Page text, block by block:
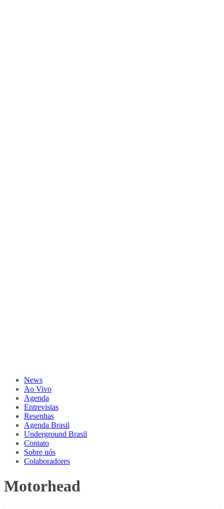
News
Ao Vivo
Agenda
Entrevistas
Resenhas
Agenda Brasil
Underground Brasil
Contato
Sobre nós
Colaboradores
Motorhead